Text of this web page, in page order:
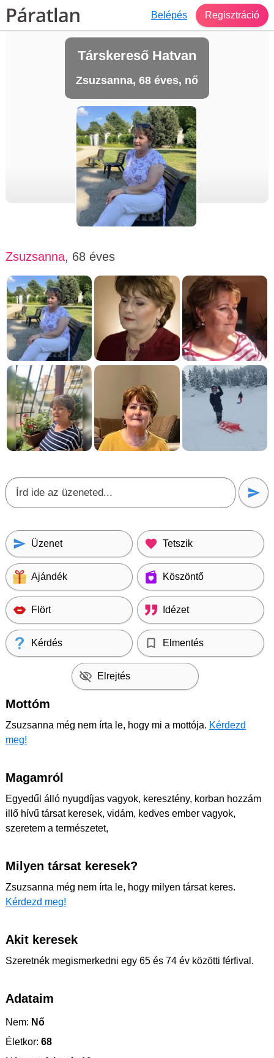
Belépés Regisztráció
Társkereső Hatvan
Zsuzsanna, 68 éves, nő
Zsuzsanna, 68 éves
Üzenet Tetszik
Ajándék Köszöntő
Flört Idézet
Kérdés Elmentés
Elrejtés
Mottóm
Zsuzsanna még nem írta le, hogy mi a mottója. Kérdezd
meg!
Magamról
Egyedűl álló nyugdíjas vagyok, keresztény, korban hozzám
illő hívű társat keresek, vidám, kedves ember vagyok,
szeretem a természetet,
Milyen társat keresek?
Zsuzsanna még nem írta le, hogy milyen társat keres.
Kérdezd meg!
Akit keresek
Szeretnék megismerkedni egy 65 és 74 év közötti férfival.
Adataim
Nem: Nő
Életkor: 68